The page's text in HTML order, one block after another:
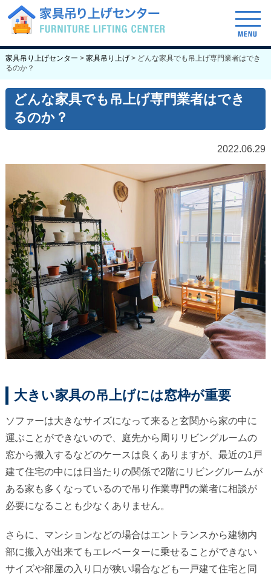
センターについて ご依頼の流れ 料金表
家具吊り上げセンター > 家具吊り上げ> どんな家具でも吊上げ専門業者はでき
るのか？
どんな家具でも吊上げ専門業者はでき
るのか？
2022.06.29
大きい家具の吊上げには窓枠が重要
ソファーは大きなサイズになって来ると玄関から家の中に
運ぶことができないので、庭先から周りリビングルームの
窓から搬入するなどのケースは良くありますが、最近の1戸
建て住宅の中には日当たりの関係で2階にリビングルームが
ある家も多くなっているので吊り作業専門の業者に相談が
必要になることも少なくありません。
さらに、マンションなどの場合はエントランスから建物内
部に搬入が出来てもエレベーターに乗せることができない
サイズや部屋の入り口が狭い場合なども一戸建て住宅と同